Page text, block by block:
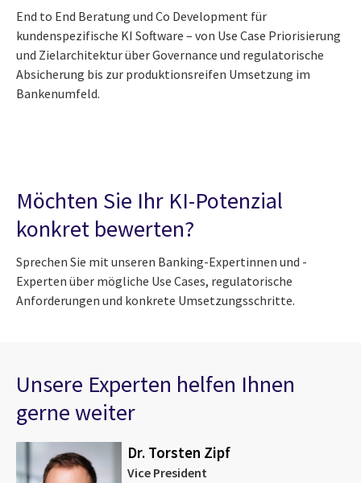
End to End Beratung und Co Development für
kundenspezifische KI Software – von Use Case Priorisierung
und Zielarchitektur über Governance und regulatorische
Absicherung bis zur produktionsreifen Umsetzung im
Bankenumfeld.
Möchten Sie Ihr KI-Potenzial
konkret bewerten?
Sprechen Sie mit unseren Banking-Expertinnen und -
Experten über mögliche Use Cases, regulatorische
Anforderungen und konkrete Umsetzungsschritte.
Unsere Experten helfen Ihnen
gerne weiter
Dr. Torsten Zipf
Vice President